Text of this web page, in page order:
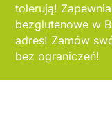
tolerują!
bezglutenowe w
adres! Zamów
bez ograniczeń!